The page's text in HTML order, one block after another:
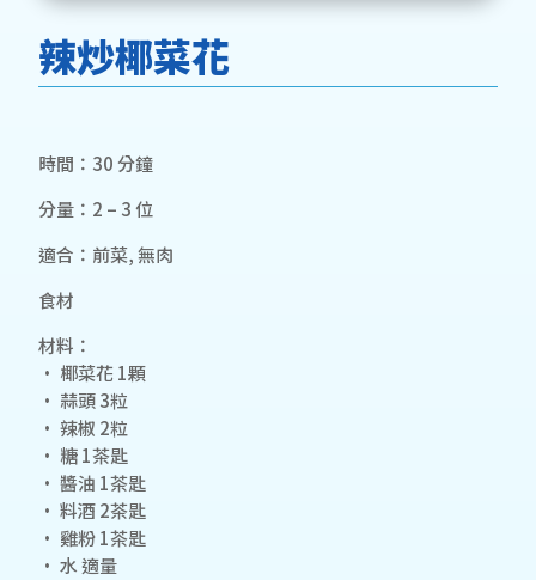
辣炒椰菜花
時間：30 分鐘
分量：2 – 3 位
適合：前菜, 無肉
食材
材料：
• 椰菜花 1顆
• 蒜頭 3粒
• 辣椒 2粒
• 糖 1茶匙
• 醬油 1茶匙
• 料酒 2茶匙
• 雞粉 1茶匙
• 水 適量